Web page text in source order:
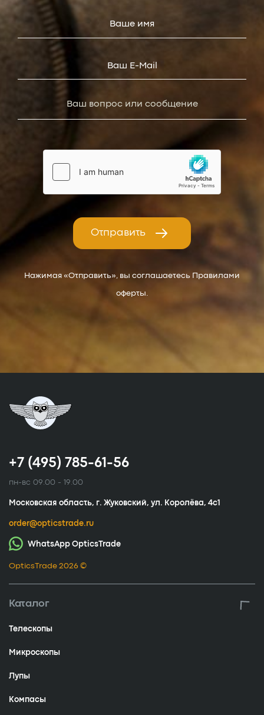
Отправить
Нажимая «Отправить», вы соглашаетесь Правилами
оферты.
+7 (495) 785-61-56
пн-вс 09.00 - 19.00
Московская область, г. Жуковский, ул. Королёва, 4с1
order@opticstrade.ru
WhatsApp OpticsTrade
OpticsTrade 2026 ©
Каталог
Телескопы
Микроскопы
Лупы
Компасы